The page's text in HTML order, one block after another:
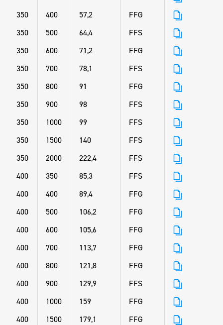
350
400 57,2
FFG
350
500 64,4
FFS
350
600 71,2
FFG
350
700 78,1
FFS
350
800 91
FFG
350
900 98
FFS
350
1000 99
FFS
350
1500 140
FFS
350
2000 222,4
FFS
400
350 85,3
FFS
400
400 89,4
FFG
400
500 106,2
FFG
400
600 105,6
FFG
400
700 113,7
FFG
400
800 121,8
FFG
400
900 129,9
FFS
400
1000 159
FFG
400
1500 179,1
FFG